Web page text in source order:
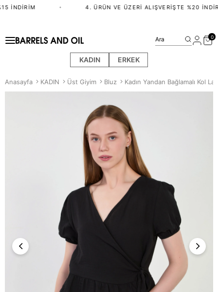
İNDIRIM 4. ÜRÜN VE ÜZERI ALIŞVERIŞTE %20
KADIN ERKEK
Ara 0
Anasayfa KADIN Üst Giyim Bluz Kadın Yandan Bağlamalı Kol